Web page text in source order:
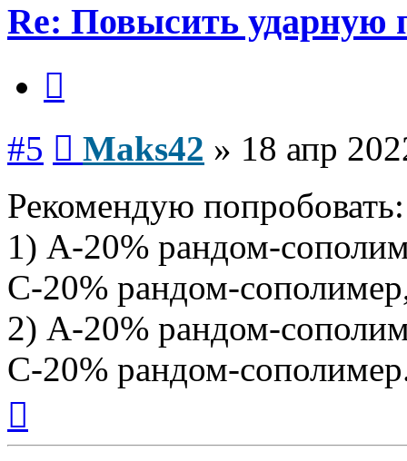
Re: Повысить ударную
#5 Maks42 » 18 апр
Рекомендую попробовать:
1) А-20% рандом-
С-20% рандом-
2) А-20% рандом-
С-20% рандом-
началу